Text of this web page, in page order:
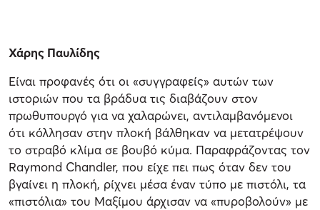
Χάρης Παυλίδης
Είναι προφανές ότι οι «συγγραφείς» αυτών των
ιστοριών που τα βράδυα τις διαβάζουν στον
πρωθυπουργό για να χαλαρώνει, αντιλαμβανόμενοι
ότι κόλλησαν στην πλοκή βάλθηκαν να μετατρέψουν
το στραβό κλίμα σε βουβό κύμα. Παραφράζοντας τον
Raymond Chandler, που είχε πει πως όταν δεν του
βγαίνει η πλοκή, ρίχνει μέσα έναν τύπο με πιστόλι, τα
«πιστόλια» του Μαξίμου άρχισαν να «πυροβολούν» με